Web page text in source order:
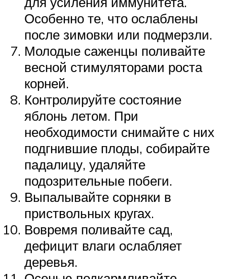
Особенно те, что ослаблены
после зимовки или подмерзли.
Молодые саженцы поливайте
весной стимуляторами роста
корней.
Контролируйте состояние
яблонь летом. При
необходимости снимайте с них
подгнившие плоды, собирайте
падалицу, удаляйте
подозрительные побеги.
Выпалывайте сорняки в
приствольных кругах.
Вовремя поливайте сад,
дефицит влаги ослабляет
деревья.